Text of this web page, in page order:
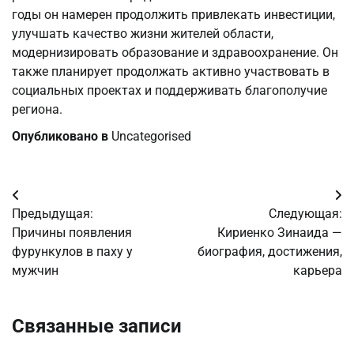
годы он намерен продолжить привлекать инвестиции,
улучшать качество жизни жителей области,
модернизировать образование и здравоохранение. Он
также планирует продолжать активно участвовать в
социальных проектах и поддерживать благополучие
региона.
Опубликовано в Uncategorised
Навигация
по
записям
Предыдущая:
Причины появления
фурункулов в паху у
мужчин
Следующая:
Кириенко Зинаида —
биография, достижения,
карьера
Связанные записи